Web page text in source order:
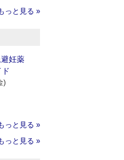
っと見る »
避妊薬
)
っと見る »
っと見る »